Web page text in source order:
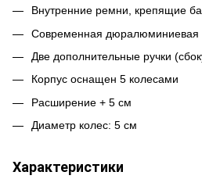
Внутренние ремни, крепящие
Современная дюралюминиевая
Две дополнительные ручки
Корпус оснащен 5 колесами
Расширение + 5 см
Диаметр колес: 5 см
Характеристики